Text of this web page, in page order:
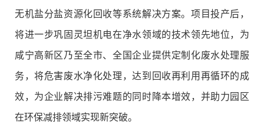
无机盐分盐资源化回收等系统解决方案。项目投产后，
将进一步巩固灵坦机电在净水领域的技术领先地位，为
咸宁高新区乃至全市、全国企业提供定制化废水处理服
务，将危害废水净化处理，达到回收再利用再循环的成
效，为企业解决排污难题的同时降本增效，并助力园区
在环保减排领域实现新突破。